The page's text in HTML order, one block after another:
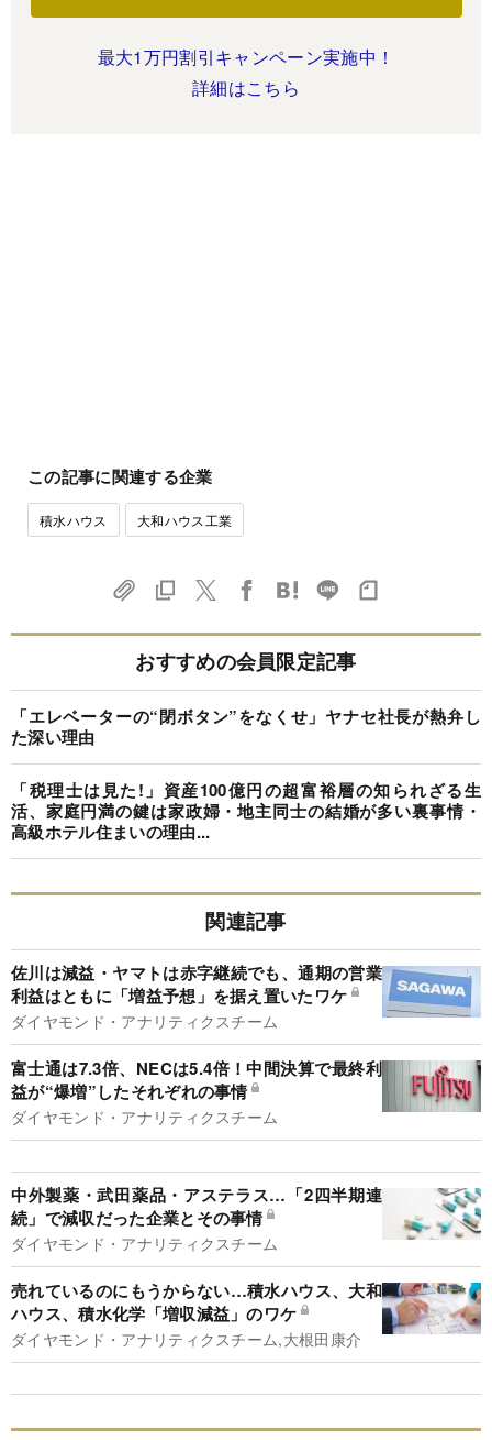
最大1万円割引キャンペーン実施中！
詳細はこちら
この記事に関連する企業
積水ハウス 大和ハウス工業
おすすめの会員限定記事
「エレベーターの“閉ボタン”をなくせ」ヤナセ社長が熱弁し
た深い理由
「税理士は見た!」資産100億円の超富裕層の知られざる生
活、家庭円満の鍵は家政婦・地主同士の結婚が多い裏事情・
高級ホテル住まいの理由...
関連記事
佐川は減益・ヤマトは赤字継続でも、通期の営業
利益はともに「増益予想」を据え置いたワケ
ダイヤモンド・アナリティクスチーム
富士通は7.3倍、NECは5.4倍！中間決算で最終利
益が“爆増”したそれぞれの事情
ダイヤモンド・アナリティクスチーム
中外製薬・武田薬品・アステラス…「2四半期連
続」で減収だった企業とその事情
ダイヤモンド・アナリティクスチーム
売れているのにもうからない…積水ハウス、大和
ハウス、積水化学「増収減益」のワケ
ダイヤモンド・アナリティクスチーム,大根田康介